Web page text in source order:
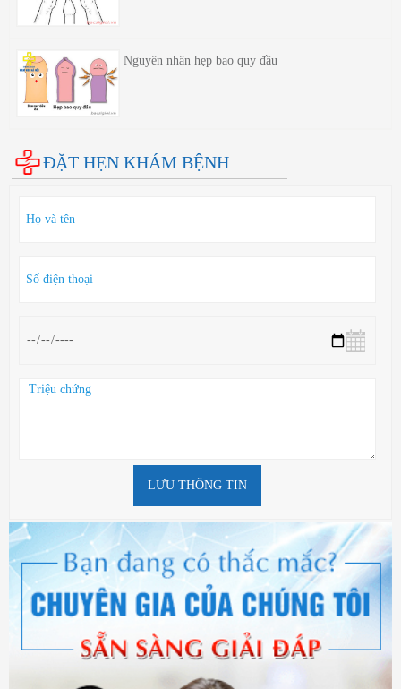
Nguyên nhân hẹp bao quy đầu
ĐẶT HẸN KHÁM BỆNH
LƯU THÔNG TIN